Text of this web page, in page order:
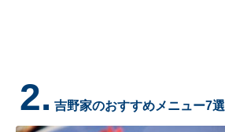
2. 吉野家のおすすめメニュー7選